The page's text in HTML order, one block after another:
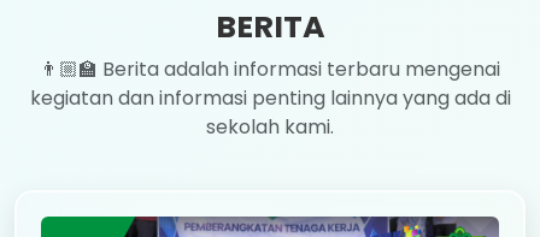
BERITA
👨🏼‍🏫 Berita adalah informasi terbaru mengenai
kegiatan dan informasi penting lainnya yang ada di
sekolah kami.